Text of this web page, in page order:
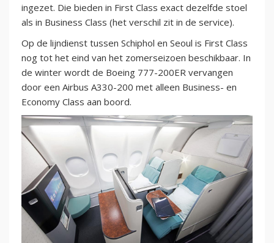
ingezet. Die bieden in First Class exact dezelfde stoel
als in Business Class (het verschil zit in de service).
Op de lijndienst tussen Schiphol en Seoul is First Class
nog tot het eind van het zomerseizoen beschikbaar. In
de winter wordt de Boeing 777-200ER vervangen
door een Airbus A330-200 met alleen Business- en
Economy Class aan boord.